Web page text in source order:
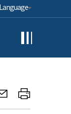
Language